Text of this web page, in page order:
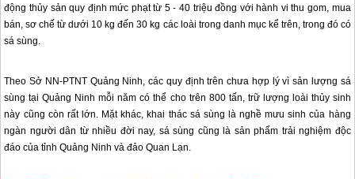
động thủy sản quy định mức phạt từ 5 - 40 triệu đồng với hành vi thu gom, mua
bán, sơ chế từ dưới 10 kg đến 30 kg các loài trong danh mục kể trên, trong đó có
sá sùng.
Theo Sở NN-PTNT Quảng Ninh, các quy định trên chưa hợp lý vì sản lượng sá
sùng tại Quảng Ninh mỗi năm có thể cho trên 800 tấn, trữ lượng loài thủy sinh
này cũng còn rất lớn. Mặt khác, khai thác sá sùng là nghề mưu sinh của hàng
ngàn người dân từ nhiều đời nay, sá sùng cũng là sản phẩm trải nghiệm độc
đáo của tỉnh Quảng Ninh vàđảo Quan Lạn